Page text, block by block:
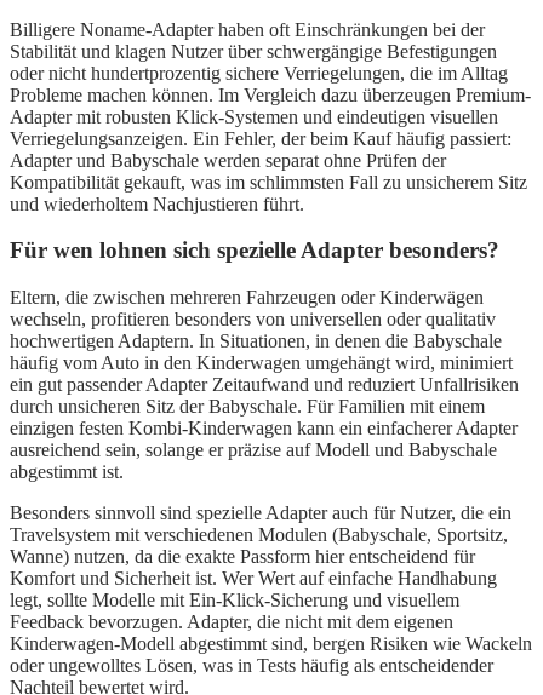
Billigere Noname-Adapter haben oft Einschränkungen bei der
Stabilität und klagen Nutzer über schwergängige Befestigungen
oder nicht hundertprozentig sichere Verriegelungen, die im Alltag
Probleme machen können. Im Vergleich dazu überzeugen Premium-
Adapter mit robusten Klick-Systemen und eindeutigen visuellen
Verriegelungsanzeigen. Ein Fehler, der beim Kauf häufig passiert:
Adapter und Babyschale werden separat ohne Prüfen der
Kompatibilität gekauft, was im schlimmsten Fall zu unsicherem Sitz
und wiederholtem Nachjustieren führt.
Für wen lohnen sich spezielle Adapter besonders?
Eltern, die zwischen mehreren Fahrzeugen oder Kinderwägen
wechseln, profitieren besonders von universellen oder qualitativ
hochwertigen Adaptern. In Situationen, in denen die Babyschale
häufig vom Auto in den Kinderwagen umgehängt wird, minimiert
ein gut passender Adapter Zeitaufwand und reduziert Unfallrisiken
durch unsicheren Sitz der Babyschale. Für Familien mit einem
einzigen festen Kombi-Kinderwagen kann ein einfacherer Adapter
ausreichend sein, solange er präzise auf Modell und Babyschale
abgestimmt ist.
Besonders sinnvoll sind spezielle Adapter auch für Nutzer, die ein
Travelsystem mit verschiedenen Modulen (Babyschale, Sportsitz,
Wanne) nutzen, da die exakte Passform hier entscheidend für
Komfort und Sicherheit ist. Wer Wert auf einfache Handhabung
legt, sollte Modelle mit Ein-Klick-Sicherung und visuellem
Feedback bevorzugen. Adapter, die nicht mit dem eigenen
Kinderwagen-Modell abgestimmt sind, bergen Risiken wie Wackeln
oder ungewolltes Lösen, was in Tests häufig als entscheidender
Nachteil bewertet wird.